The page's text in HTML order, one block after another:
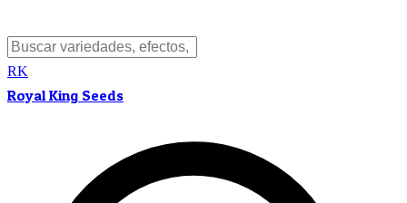
RK
Royal King Seeds